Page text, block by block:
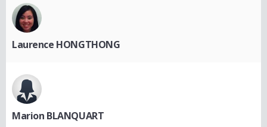
Laurence HONGTHONG
Marion BLANQUART